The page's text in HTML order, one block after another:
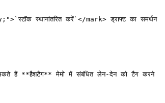
स्थानांतरित करें`</mark> ड्राफ्ट का समर्थन
सकते हैं **हैशटैग** मेमो में संबंधित लेन-देन को टैग करने